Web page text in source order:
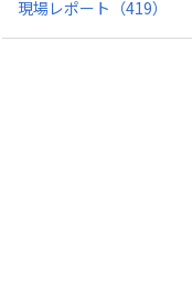
現場レポート （419）